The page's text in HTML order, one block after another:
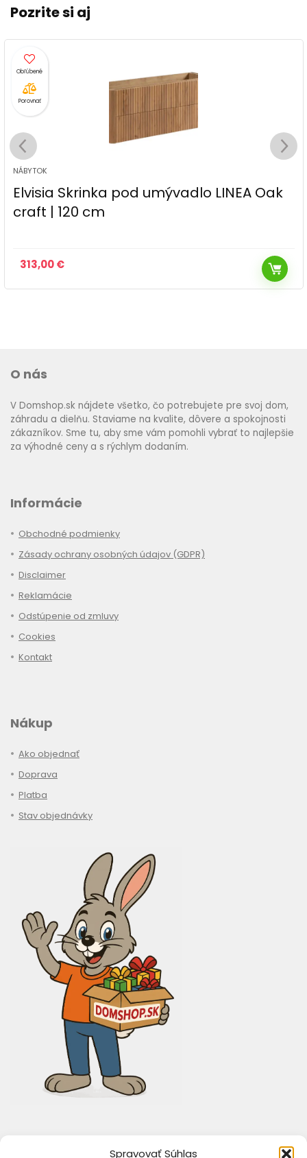
Spravovať Súhlas
Pozrite si aj
Porovnať
NÁBYTOK
Elvisia Skrinka pod umývadlo LINEA Oak
craft | 120 cm
313,00€
O nás
V Domshop.sk nájdete všetko, čo potrebujete pre svoj dom,
záhradu a dielňu. Staviame na kvalite, dôvere a spokojnosti
zákazníkov. Sme tu, aby sme vám pomohli vybrať to najlepšie
za výhodné ceny a s rýchlym dodaním.
Informácie
Obchodné podmienky
Zásady ochrany osobných údajov (GDPR)
Disclaimer
Reklamácie
Odstúpenie od zmluvy
Cookies
Kontakt
Nákup
Ako objednať
Doprava
Platba
Stav objednávky